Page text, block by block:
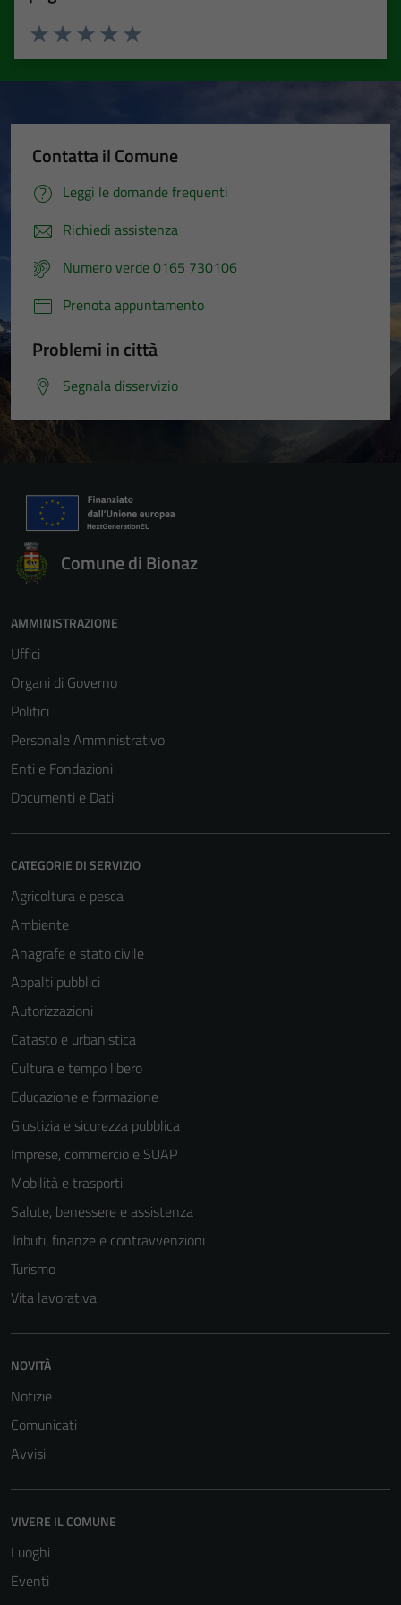
Valuta 5 stelle su 5
Valuta 4 stelle su 5
Valuta 3 stelle su 5
Valuta 2 stelle su 5
Valuta 1 stelle su 5
Contatta il Comune
Leggi le domande frequenti
Richiedi assistenza
Numero verde 0165 730106
Prenota appuntamento
Problemi in città
Segnala disservizio
Comune di Bionaz
AMMINISTRAZIONE
Uffici
Organi di Governo
Politici
Personale Amministrativo
Enti e Fondazioni
Documenti e Dati
CATEGORIE DI SERVIZIO
Agricoltura e pesca
Ambiente
Anagrafe e stato civile
Appalti pubblici
Autorizzazioni
Catasto e urbanistica
Cultura e tempo libero
Educazione e formazione
Giustizia e sicurezza pubblica
Imprese, commercio e SUAP
Mobilità e trasporti
Salute, benessere e assistenza
Tributi, finanze e contravvenzioni
Turismo
Vita lavorativa
NOVITÀ
Notizie
Comunicati
Avvisi
VIVERE IL COMUNE
Luoghi
Eventi
possono
disabilitati.